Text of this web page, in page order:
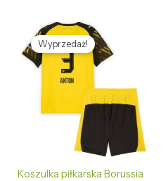
Wyprzedaż!
Koszulka piłkarska Borussia
Pierwotna
cena
wynosiła:
469,85 zł.
Aktualna
cena
wynosi:
127,69 zł.